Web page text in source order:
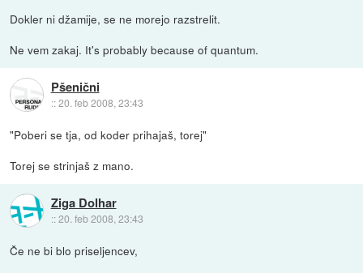
Dokler ni džamije, se ne morejo razstrelit.
Ne vem zakaj. It's probably because of quantum.
Pšenični
::20. feb 2008, 23:43
"Poberi se tja, od koder prihajaš, torej"
Torej se strinjaš z mano.
Ziga Dolhar
::20. feb 2008, 23:43
Če ne bi blo priseljencev,